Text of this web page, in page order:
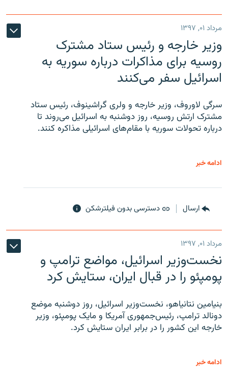
مرداد ۰۱, ۱۳۹۷
وزیر خارجه و رئیس‌ ستاد مشترک
روسیه برای مذاکرات درباره سوریه به
اسرائیل سفر می‌کنند
سرگی لاوروف، وزیر خارجه و ولری گراشینوف، رئیس ستاد
مشترک ارتش روسیه، روز دوشنبه به اسرائیل می‌روند تا
درباره تحولات سوریه با مقام‌های اسرائیلی مذاکره کنند.
ادامه خبر
ارسال دسترسی بدون فیلترشکن
مرداد ۰۱, ۱۳۹۷
نخست‌وزیر اسرائیل، مواضع ترامپ و
پومپئو را در قبال ایران، ستایش کرد
بنیامین نتانیاهو، نخست‌وزیر اسرائیل، روز دوشنبه موضع
دونالد ترامپ، رئیس‌جمهوری آمریکا و مایک پومپئو، وزیر
خارجه این کشور را در برابر ایران ستایش کرد.
ادامه خبر